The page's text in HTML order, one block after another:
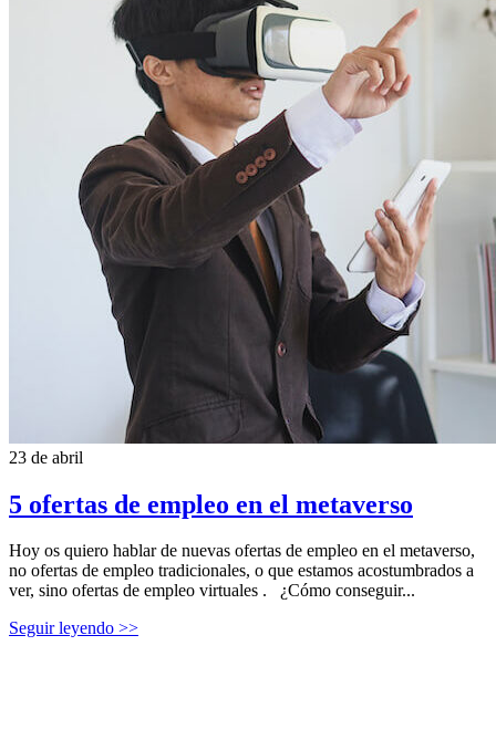
23 de abril
5 ofertas de empleo en el metaverso
Hoy os quiero hablar de nuevas ofertas de empleo en el metaverso,
no ofertas de empleo tradicionales, o que estamos acostumbrados a
ver, sino ofertas de empleo virtuales . ¿Cómo conseguir...
Seguir leyendo >>